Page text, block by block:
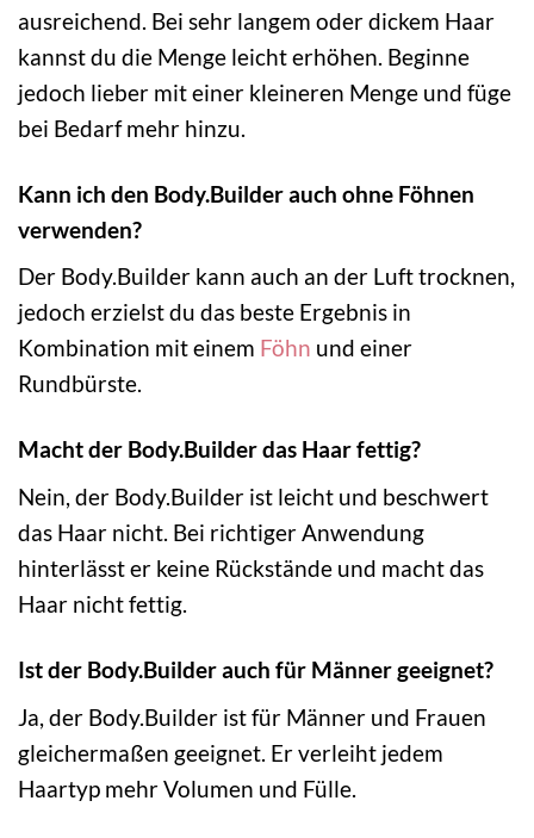
ausreichend. Bei sehr langem oder dickem Haar
kannst du die Menge leicht erhöhen. Beginne
jedoch lieber mit einer kleineren Menge und füge
bei Bedarf mehr hinzu.
Kann ich den Body.Builder auch ohne Föhnen
verwenden?
Der Body.Builder kann auch an der Luft trocknen,
jedoch erzielst du das beste Ergebnis in
Kombination mit einem Föhn und einer
Rundbürste.
Macht der Body.Builder das Haar fettig?
Nein, der Body.Builder ist leicht und beschwert
das Haar nicht. Bei richtiger Anwendung
hinterlässt er keine Rückstände und macht das
Haar nicht fettig.
Ist der Body.Builder auch für Männer geeignet?
Ja, der Body.Builder ist für Männer und Frauen
gleichermaßen geeignet. Er verleiht jedem
Haartyp mehr Volumen und Fülle.